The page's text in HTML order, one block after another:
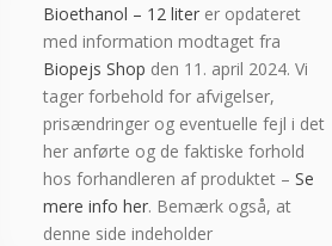
Bioethanol – 12 literer opdateret
med information modtaget fra
Biopejs Shop den 11. april 2024. Vi
tager forbehold for afvigelser,
prisændringer og eventuelle fejl i det
her anførte og de faktiske forhold
hos forhandleren af produktet – Se
mere info her. Bemærk også, at
denne side indeholder